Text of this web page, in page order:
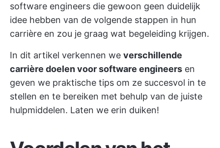
software engineers die gewoon geen duidelijk
idee hebben van de volgende stappen in hun
carrière en zou je graag wat begeleiding krijgen.
In dit artikel verkennen we verschillende
carrière doelen voor software engineers en
geven we praktische tips om ze succesvol in te
stellen en te bereiken met behulp van de juiste
hulpmiddelen. Laten we erin duiken!